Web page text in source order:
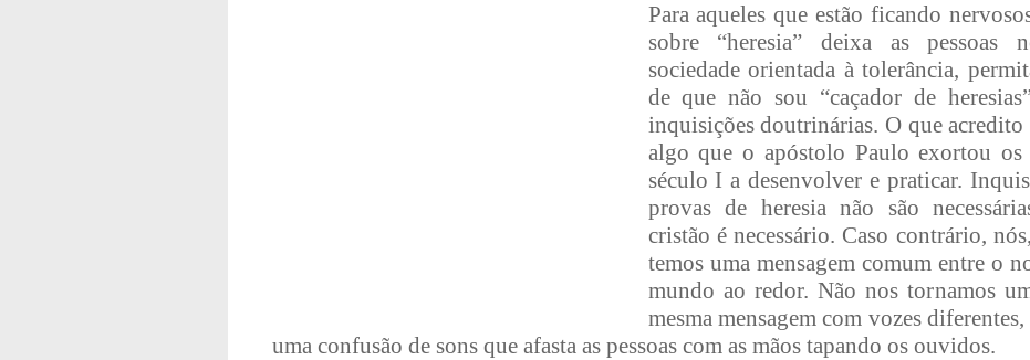
Para aqueles que estão ficando
sobre “heresia” deixa as pessoas
sociedade orientada à tolerância,
de que não sou “caçador de
inquisições doutrinárias. O que
algo que o apóstolo Paulo exortou os
século I a desenvolver e praticar.
provas de heresia não são
cristão é necessário. Caso contrário,
temos uma mensagem comum entre o
mundo ao redor. Não nos tornamos
mesma mensagem com vozes
uma confusão de sons que afasta as pessoas com as mãos tapando os ouvidos.